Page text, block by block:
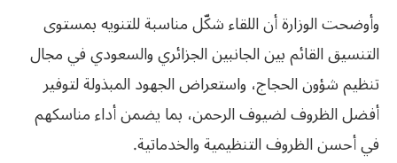
وأوضحت الوزارة أن اللقاء شكّل مناسبة للتنويه بمستوى
التنسيق القائم بين الجانبين الجزائري والسعودي في مجال
تنظيم شؤون الحجاج، واستعراض الجهود المبذولة لتوفير
أفضل الظروف لضيوف الرحمن، بما يضمن أداء مناسكهم
في أحسن الظروف التنظيمية والخدماتية.